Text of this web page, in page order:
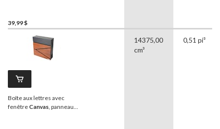
39,99 $
Boîte aux lettres avec
fenêtre Canvas , panneau
14375,00
cm³
0,51 pi³